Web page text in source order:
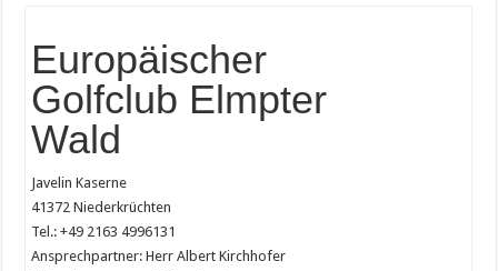
Europäischer
Golfclub Elmpter
Wald
Javelin Kaserne
41372 Niederkrüchten
Tel.: +49 2163 4996131
Ansprechpartner: Herr Albert Kirchhofer